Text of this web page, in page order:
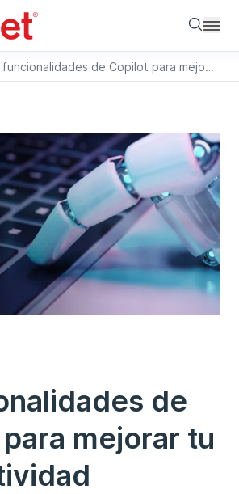
5 funcionalidades de Copilot para mejorar tu productividad
de
mejorar tu